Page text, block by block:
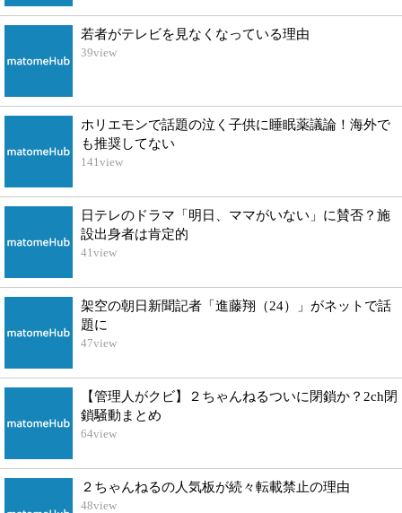
若者がテレビを見なくなっている理由
39view
ホリエモンで話題の泣く子供に睡眠薬議論！海外で
も推奨してない
141view
日テレのドラマ「明日、ママがいない」に賛否？施
設出身者は肯定的
41view
架空の朝日新聞記者「進藤翔（24）」がネットで話
題に
47view
【管理人がクビ】２ちゃんねるついに閉鎖か？2ch閉
鎖騒動まとめ
64view
２ちゃんねるの人気板が続々転載禁止の理由
48view